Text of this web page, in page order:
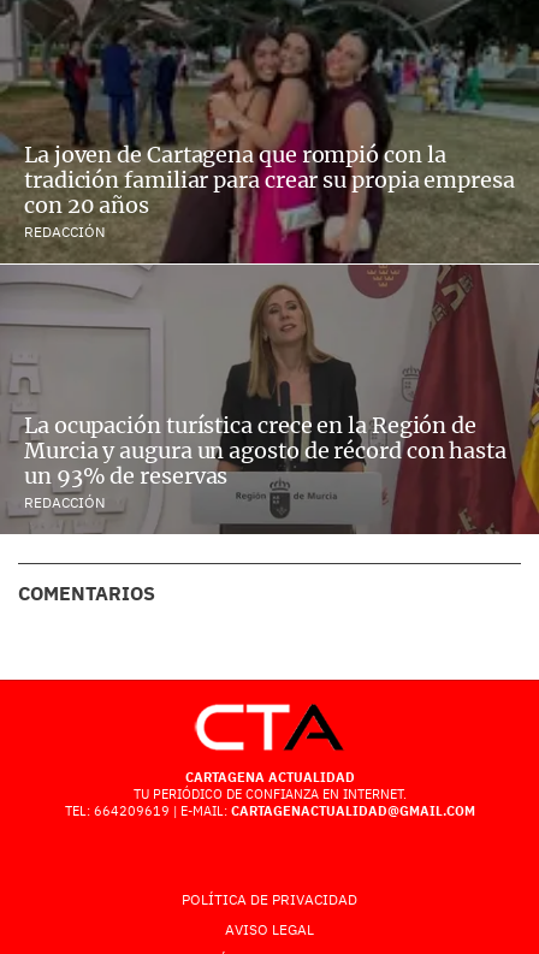
La joven de Cartagena que rompió con la
tradición familiar para crear su propia empresa
con 20 años
REDACCIÓN
La ocupación turística crece en la Región de
Murcia y augura un agosto de récord con hasta
un 93% de reservas
REDACCIÓN
COMENTARIOS
CARTAGENA ACTUALIDAD
TU PERIÓDICO DE CONFIANZA EN INTERNET.
TEL: 664209619 | E-MAIL: CARTAGENACTUALIDAD@GMAIL.COM
POLÍTICA DE PRIVACIDAD
AVISO LEGAL